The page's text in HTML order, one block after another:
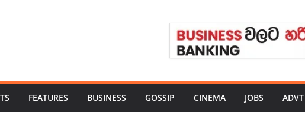
FEATURES BUSINESS GOSSIP CINEMA JOBS ADVT